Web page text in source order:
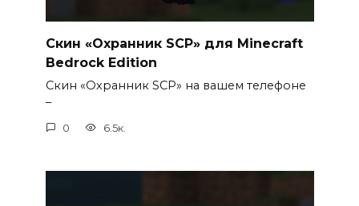
Скин «Охранник SCP» для Minecraft
Bedrock Edition
Скин «Охранник SCP» на вашем телефоне
–
0 6.5к.